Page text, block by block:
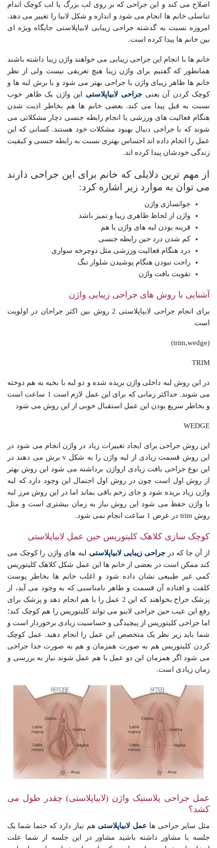
اصلاح می کند و این جراحی که بر روی لب بزرگ یا لب کوچک اندام
تناسلی خانم ها انجام می شود و اندازه و شکل لابیا را تغییر می دهد.
امروزه نسبت به گذشته جراحی زیبایی لابیاپلاستی جایگاه ویژه ای
بین خانم ها پیدا کرده است.
خانم ها با انجام این جراحی زیبایی می خواهند واژن زیبا داشته باشند
همانطور که گفتیم برای واژن زیبا هیچ تعریفی نیست ولی از نظر
خانم ها ظاهر زیبای واژن با جراحی بهتر می شود و با برش لبه ها و
کوچک کردن آن یعنی جراحی لابیاپلاستی این واژن یک ظاهر خوب
نسبت به قبل پیدا می کند. بعضی خانم ها هم بخاطر اذیت شدن
هنگام فعالیت های ورزشی یا انجام رابطه جنسی دچار مشکلاتی می
شوند که با جراحی دنبال بهبود مشکلات خود هستند. کسانی که این
عمل را انجام داده اند احساس بهتری نسبت به رابطه جنسی و کیفیت
زندگی خودشان پیدا کرده اند.
از مهم ترین دلایلی که خانم برای این جراحی دارند
می توان به موارد زیر اشاره کرد:
جوانسازی واژن
واژن از لحاظ ظاهری زیبا و تمیز باشد
قرینه بودن لبه های واژن با هم
کم شدن درد حین رابطه جنسی
درد هنگام فعالیت ورزشی مثل دوچرخه سواری
راحت نبودن هنگام پوشیدن شلوار تنگ
تقویت بافت واژن
آشنایی با روش های جراحی زیبایی واژن
برای انجام جراحی لابیاپلاستی 2 روش بین اکثر جراحان در اولویت
است
(trim,wedge)
TRIM
در این روش لبه داخلی واژن بریده شده و دو لبه با بخیه به هم دوخته
می شوند. حداکثر زمانی که برای این عمل لازم است 1 ساعت است
و بخاطر سریع بودن این عمل استقبال خوبی از این روش می شود
WEDGE
این روش جراحی برای ایجاد تغییرات زیاد در واژن انجام می شود در
این روش قسمت زیادی از لبه واژن را به شکل v برش می دهند در
این نوع جراحی بافت زیادی ازواژن برداشته می شود این روش بهتر
از روش اول است چون در روش اول احتمال این وجود دارد که لبه
واژن زیاد بریده شود و جای زخم باقی بماند اما در این روش مرز لبه
با واژن حفظ می شود این روش نیاز به زمان بیشتری است و مثل
روش trim در عرض 1 ساعت انجام نمی شود.
کوچک سازی کلاهک کلیتوریس حین عمل لابیاپلاستی
از آن جا که درجراحی زیبایی لابیاپلاستی لبه های واژن را کوچک می
کند ممکن است در بعضی از خانم ها این عمل شکل کلاهک کلیتوریس
کمی غیر طبیعی نشان داده شود و اغلب خانم ها بخاطر پوست
کلفت و افتاده آن قسمت و ظاهر نامناسبی که به وجود می آید، از
پزشک جراح بخواهند که این 2 عمل را با هم انجام دهد و پزشک برای
رفع این عیب حین جراحی لابیو می تواند کلیتوریس را هم کوچک کند؛
اما جراحی کلیتوریس از پیچیدگی و حساسیت زیادی برخوردار است و
شما باید زیر نظر یک متخصص این عمل را انجام دهید. عمل کوچک
کردن کلیتوریس هم به صورت همزمان و هم به صورت جدا جراحی
می شود اگر همزمان این دو عمل با هم عمل شوند نیاز به بررسی و
زمان زیادی است.
عمل جراحی پلاستیک واژن (لابیاپلاستی) چقدر طول می
کشد؟
مثل سایر جراحی ها عمل لابیاپلاستی هم نیاز دارد که حتما شما یک
جلسه با مشاور داشته باشید مشاور در این جلسه از شما علت